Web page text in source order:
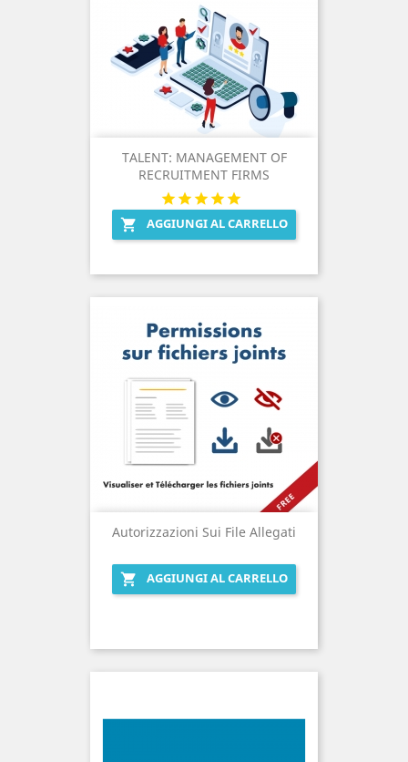
TALENT: MANAGEMENT OF
RECRUITMENT FIRMS
 AGGIUNGI AL CARRELLO
Autorizzazioni Sui File Allegati
 AGGIUNGI AL CARRELLO